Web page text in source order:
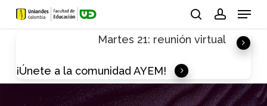
Skip
Menu
Martes 21: reunión virtual
¡Únete a la comunidad AYEM!